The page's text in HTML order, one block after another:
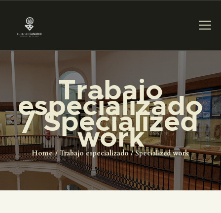
Trabajo
especializado
/ Specialized
work
Home Trabajo especializado / Specialized work
PREPARAR LA VISITA
ACTIVIDADES
█
EL MUSEO
COLECCIONES